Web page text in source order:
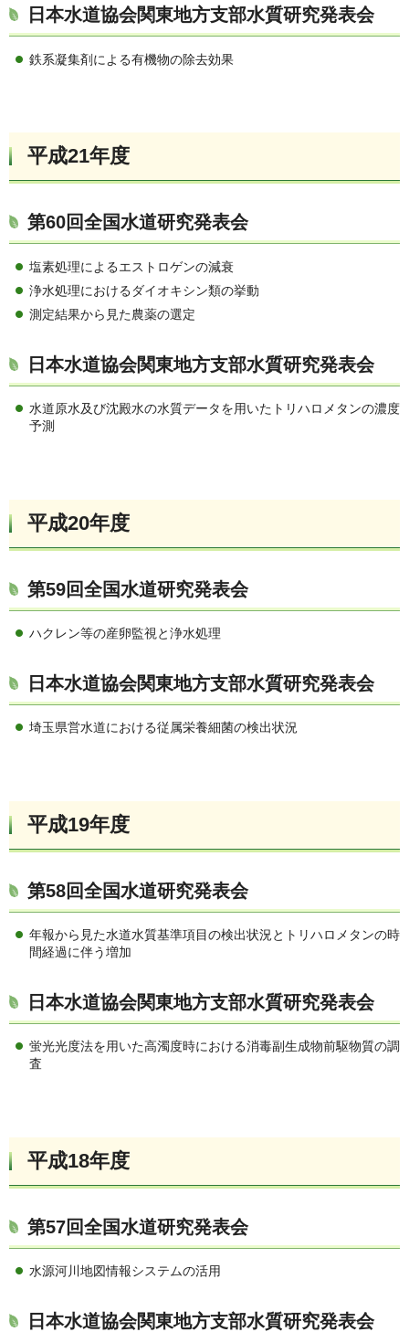
日本水道協会関東地方支部水質研究発表会
鉄系凝集剤による有機物の除去効果
平成21年度
第60回全国水道研究発表会
塩素処理によるエストロゲンの減衰
浄水処理におけるダイオキシン類の挙動
測定結果から見た農薬の選定
日本水道協会関東地方支部水質研究発表会
水道原水及び沈殿水の水質データを用いたトリハロメタンの濃度
予測
平成20年度
第59回全国水道研究発表会
ハクレン等の産卵監視と浄水処理
日本水道協会関東地方支部水質研究発表会
埼玉県営水道における従属栄養細菌の検出状況
平成19年度
第58回全国水道研究発表会
年報から見た水道水質基準項目の検出状況とトリハロメタンの時
間経過に伴う増加
日本水道協会関東地方支部水質研究発表会
蛍光光度法を用いた高濁度時における消毒副生成物前駆物質の調
査
平成18年度
第57回全国水道研究発表会
水源河川地図情報システムの活用
日本水道協会関東地方支部水質研究発表会